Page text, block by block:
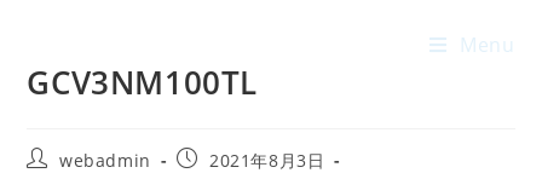
Menu
GCV3NM100TL
webadmin
2021年8月3日